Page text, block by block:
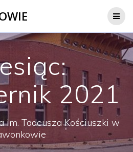
do
2021
im. Tadeusza Kościuszki w